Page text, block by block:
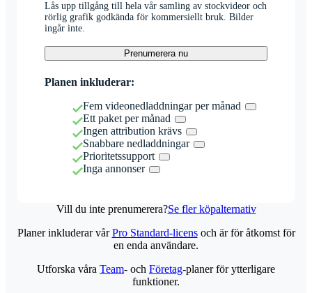
Lås upp tillgång till hela vår samling av stockvideor och
rörlig grafik godkända för kommersiellt bruk. Bilder
ingår inte.
Prenumerera nu
Planen inkluderar:
Fem videonedladdningar per månad
Ett paket per månad
Ingen attribution krävs
Snabbare nedladdningar
Prioritetssupport
Inga annonser
Vill du inte prenumerera?Se fler köpalternativ
Planer inkluderar vårPro Standard-licensoch är för åtkomst för
en enda användare.
Utforska våra Team- och Företag-planer för ytterligare
funktioner.